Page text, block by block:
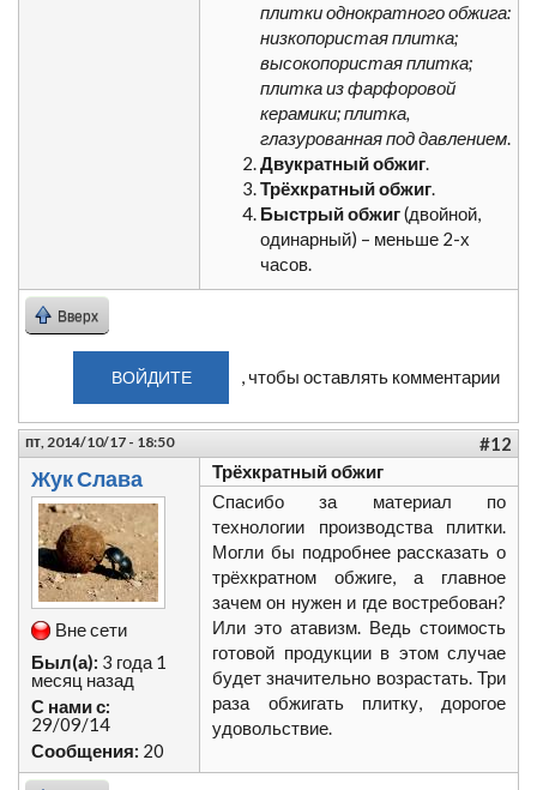
плитки однократного обжига:
низкопористая плитка;
высокопористая плитка;
плитка из фарфоровой
керамики; плитка,
глазурованная под давлением.
Двукратный обжиг.
Трёхкратный обжиг.
Быстрый обжиг(двойной,
одинарный) – меньше 2-х
часов.
Вверх
ВОЙДИТЕ , чтобы оставлять комментарии
пт, 2014/10/17 - 18:50 #12
Жук Слава
Вне сети
Был(а): 3 года 1
месяц назад
С нами с:
29/09/14
Сообщения: 20
Трёхкратный обжиг
Спасибо за материал по
технологии производства плитки.
Могли бы подробнее рассказать о
трёхкратном обжиге, а главное
зачем он нужен и где востребован?
Или это атавизм. Ведь стоимость
готовой продукции в этом случае
будет значительно возрастать. Три
раза обжигать плитку, дорогое
удовольствие.